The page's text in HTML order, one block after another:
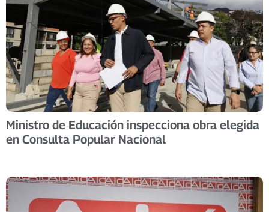
Ministro de Educación inspecciona obra elegida
en Consulta Popular Nacional